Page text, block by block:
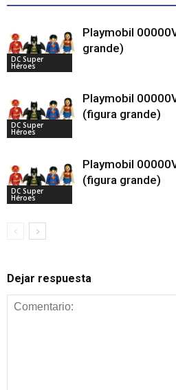
DC Super
Héroes
Playmobil
grande)
DC Super
Héroes
Playmobil
(figura grande)
DC Super
Héroes
Playmobil
(figura grande)
Dejar respuesta